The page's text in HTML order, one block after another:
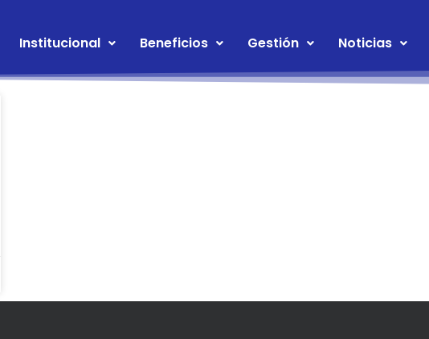
Institucional Beneficios Gestión Noticias